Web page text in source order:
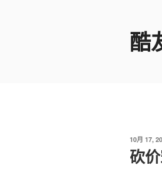
酷
发
布
于
10月 17,
砍